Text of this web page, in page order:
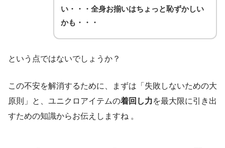
い・・・全身お揃いはちょっと恥ずかしい
かも・・・
という点ではないでしょうか？
この不安を解消するために、まずは「失敗しないための大
原則」と、ユニクロアイテムの着回し力を最大限に引き出
すための知識からお伝えしますね 。